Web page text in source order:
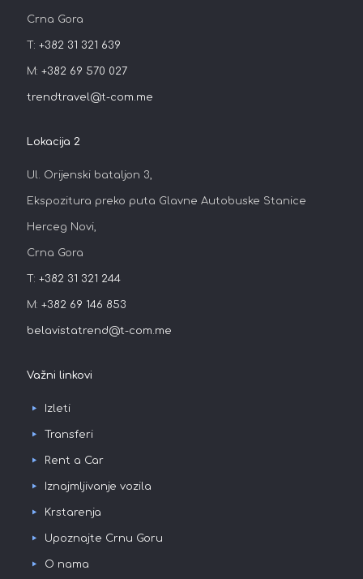
Crna Gora
T: +382 31 321 639
M: +382 69 570 027
trendtravel@t-com.me
Lokacija 2
Ul. Orijenski bataljon 3,
Ekspozitura preko puta Glavne Autobuske Stanice
Herceg Novi,
Crna Gora
T: +382 31 321 244
M: +382 69 146 853
belavistatrend@t-com.me
Važni linkovi
Izleti
Transferi
Rent a Car
Iznajmljivanje vozila
Krstarenja
Upoznajte Crnu Goru
O nama